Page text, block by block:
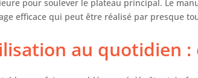
pour soulever le plateau principal. Le
efficace qui peut être réalisé par presque
au quotidien